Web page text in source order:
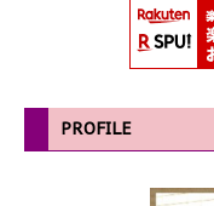
PROFILE